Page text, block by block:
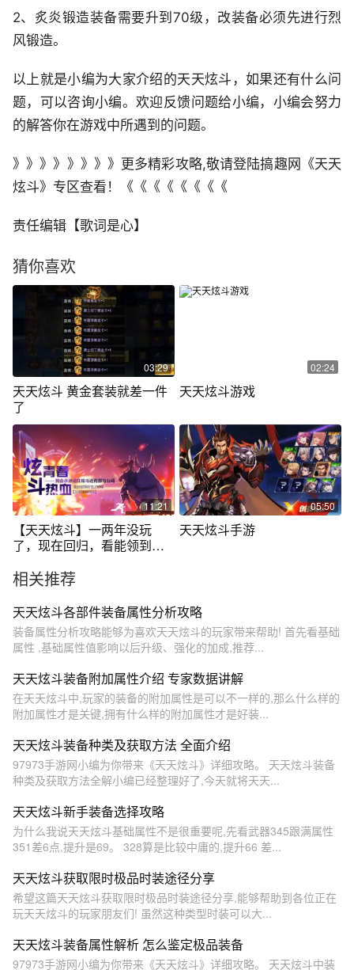
2、炙炎锻造装备需要升到70级，改装备必须先进行烈
风锻造。
以上就是小编为大家介绍的天天炫斗，如果还有什么问
题，可以咨询小编。欢迎反馈问题给小编，小编会努力
的解答你在游戏中所遇到的问题。
》》》》》》》》更多精彩攻略,敬请登陆搞趣网《天天
炫斗》专区查看！《《《《《《《《
责任编辑【歌词是心】
猜你喜欢
03:29
天天炫斗 黄金套装就差一件
了
02:24
天天炫斗游戏
11:21
【天天炫斗】一两年没玩
了，现在回归，看能领到什
05:50
天天炫斗手游
相关推荐
天天炫斗各部件装备属性分析攻略
装备属性分析攻略能够为喜欢天天炫斗的玩家带来帮助! 首先看基础
属性 ,基础属性值影响以后升级、强化的加成,推荐...
天天炫斗装备附加属性介绍 专家数据讲解
在天天炫斗中,玩家的装备的附加属性是可以不一样的,那么什么样的
附加属性才是关键,拥有什么样的附加属性才是好装...
天天炫斗装备种类及获取方法 全面介绍
97973手游网小编为你带来《天天炫斗》详细攻略。 天天炫斗装备
种类及获取方法全解小编已经整理好了,今天就将天天...
天天炫斗新手装备选择攻略
为什么我说天天炫斗基础属性不是很重要呢,先看武器345跟满属性
351差6点,提升是69。 328算是比较中庸的,提升66 差...
天天炫斗获取限时极品时装途径分享
希望这篇天天炫斗获取限时极品时装途径分享,能够帮助到各位正在
玩天天炫斗的玩家朋友们! 虽然这种类型时装可以大...
天天炫斗装备属性解析 怎么鉴定极品装备
97973手游网小编为你带来《天天炫斗》详细攻略。 天天炫斗中装